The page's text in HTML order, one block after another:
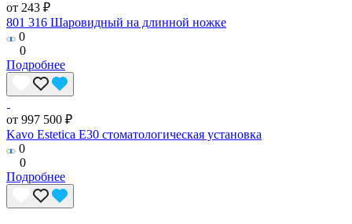
от 243 ₽
801 316 Шаровидный на длинной ножке
0
0
Подробнее
от 997 500 ₽
Kavo Estetica E30 стоматологическая установка
0
0
Подробнее